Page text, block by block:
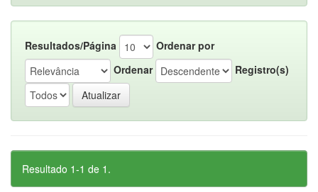
Resultados/Página
Ordenar por
Ordenar
Registro(s)
Resultado 1-1 de 1.